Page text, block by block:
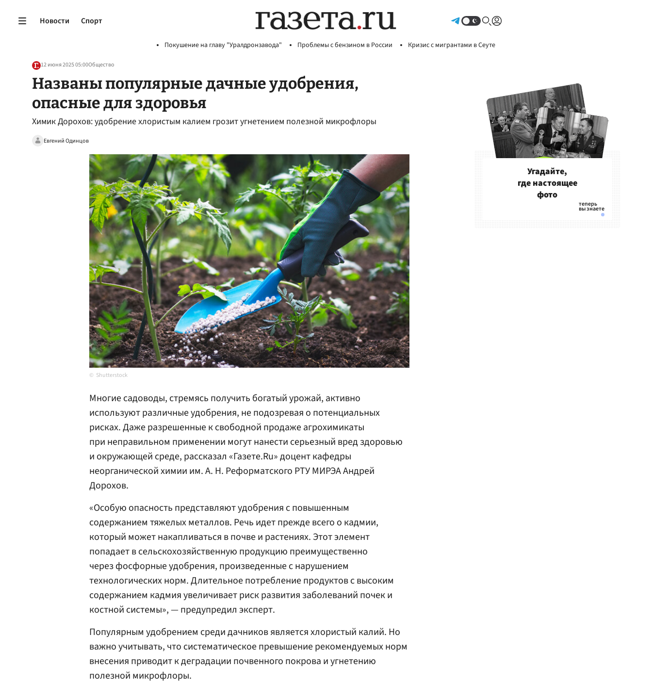
Новости Спорт
Покушение на главу "Уралдронзавода" Проблемы с бензином в России Кризис с мигрантами в Сеуте
12 июня 2025 05:00Общество
Названы популярные дачные удобрения,
опасные для здоровья
Химик Дорохов: удобрение хлористым калием грозит угнетением полезной микрофлоры
Евгений Одинцов
Shutterstock
Многие садоводы, стремясь получить богатый урожай, активно
используют различные удобрения, не подозревая о потенциальных
рисках. Даже разрешенные к свободной продаже агрохимикаты
при неправильном применении могут нанести серьезный вред здоровью
и окружающей среде, рассказал «Газете.Ru» доцент кафедры
неорганической химии им. А. Н. Реформатского РТУ МИРЭА Андрей
Дорохов.
«Особую опасность представляют удобрения с повышенным
содержанием тяжелых металлов. Речь идет прежде всего о кадмии,
который может накапливаться в почве и растениях. Этот элемент
попадает в сельскохозяйственную продукцию преимущественно
через фосфорные удобрения, произведенные с нарушением
технологических норм. Длительное потребление продуктов с высоким
содержанием кадмия увеличивает риск развития заболеваний почек и
костной системы», — предупредил эксперт.
Популярным удобрением среди дачников является хлористый калий. Но
важно учитывать, что систематическое превышение рекомендуемых норм
внесения приводит к деградации почвенного покрова и угнетению
полезной микрофлоры.
Угадайте,
где настоящее
фото